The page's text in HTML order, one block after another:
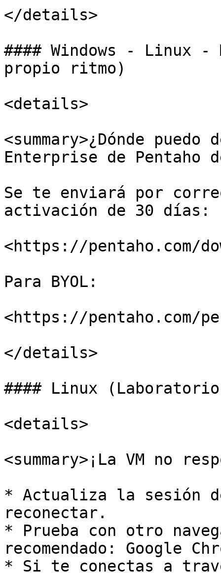
</details>
#### Windows - Linux -
propio ritmo)
<details>
<summary>¿Dónde
Enterprise de Pentaho
Se te enviará por
activación de 30 días:
<https://pentaho.com/
Para BYOL:
<https://pentaho.com/
</details>
#### Linux
<details>
<summary>¡La VM no
* Actualiza la sesión
reconectar.
* Prueba con otro
recomendado: Google
* Si te conectas a